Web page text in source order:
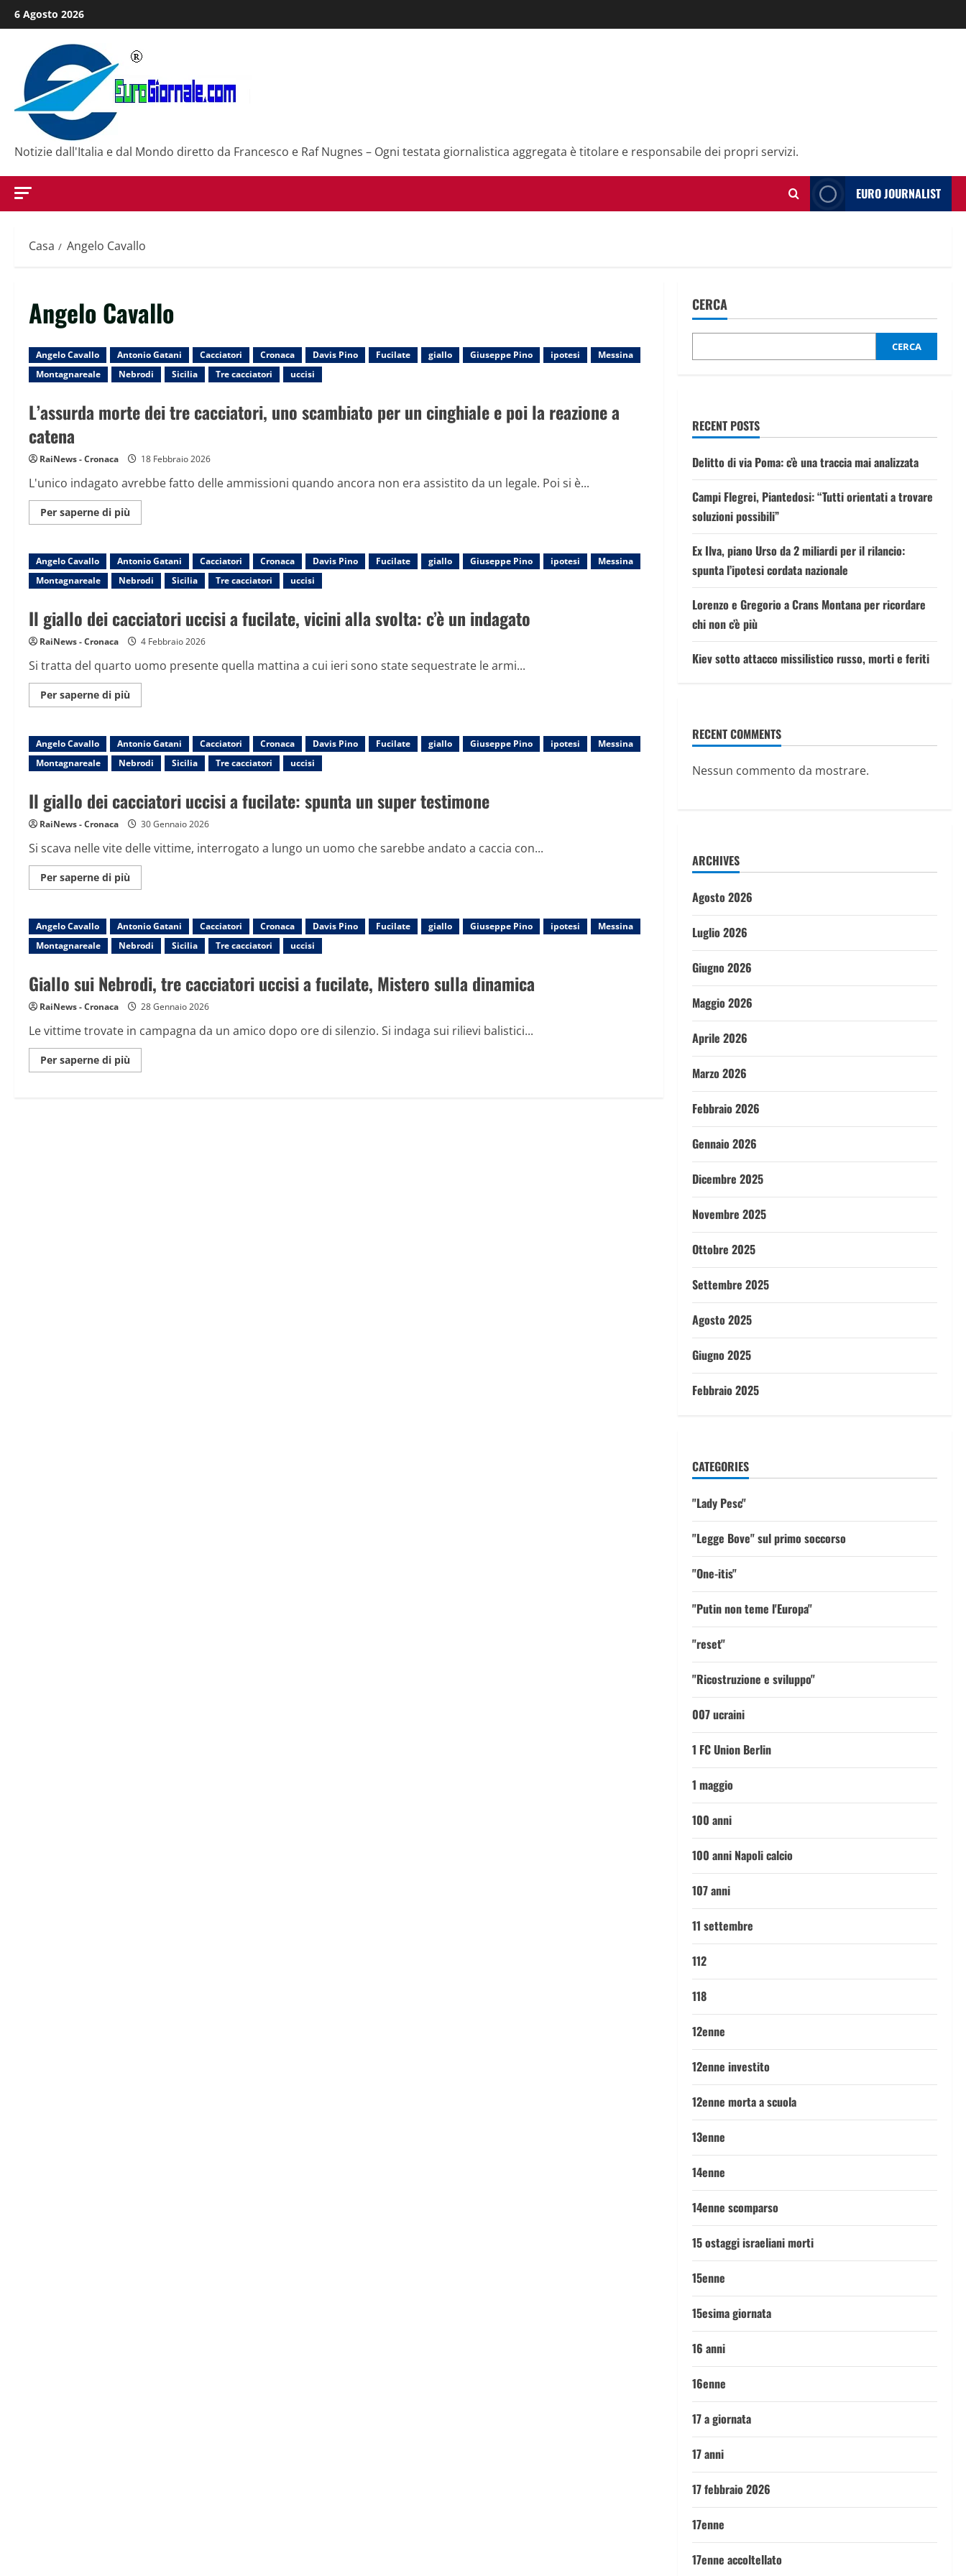
Salta
al
contenuto
6 Agosto 2026
Notizie dall'Italia e dal Mondo diretto da Francesco e Raf Nugnes – Ogni testata giornalistica aggregata è titolare e responsabile dei propri servizi.
EURO JOURNALIST
Casa Angelo Cavallo
Angelo Cavallo
Angelo Cavallo Antonio Gatani Cacciatori Cronaca Davis Pino Fucilate giallo Giuseppe Pino ipotesi
Messina
Montagnareale
Nebrodi Sicilia Tre cacciatori uccisi
L’assurda morte dei tre cacciatori, uno scambiato per un cinghiale e poi la reazione a
catena
RaiNews - Cronaca 18 Febbraio 2026
L'unico indagato avrebbe fatto delle ammissioni quando ancora non era assistito da un legale. Poi si è...
Per saperne di più
informazioni
morte
dei
tre
cacciatori,
uno
per
un
e
la
reazione
a
Angelo Cavallo Antonio Gatani Cacciatori Cronaca Davis Pino Fucilate giallo Giuseppe Pino ipotesi
Messina
Montagnareale
Nebrodi Sicilia Tre cacciatori uccisi
Il giallo dei cacciatori uccisi a fucilate, vicini alla svolta: c’è un indagato
RaiNews - Cronaca 4 Febbraio 2026
Si tratta del quarto uomo presente quella mattina a cui ieri sono state sequestrate le armi...
Per saperne di più
informazioni
giallo
dei
cacciatori
uccisi
a
vicini
alla
c’è
indagato
Angelo Cavallo Antonio Gatani Cacciatori Cronaca Davis Pino Fucilate giallo Giuseppe Pino ipotesi
Messina
Montagnareale
Nebrodi Sicilia Tre cacciatori uccisi
Il giallo dei cacciatori uccisi a fucilate: spunta un super testimone
RaiNews - Cronaca 30 Gennaio 2026
Si scava nelle vite delle vittime, interrogato a lungo un uomo che sarebbe andato a caccia con...
Per saperne di più
informazioni
giallo
dei
cacciatori
uccisi
a
spunta
un
super
testimone
Angelo Cavallo Antonio Gatani Cacciatori Cronaca Davis Pino Fucilate giallo Giuseppe Pino ipotesi
Messina
Montagnareale
Nebrodi Sicilia Tre cacciatori uccisi
Giallo sui Nebrodi, tre cacciatori uccisi a fucilate, Mistero sulla dinamica
RaiNews - Cronaca 28 Gennaio 2026
Le vittime trovate in campagna da un amico dopo ore di silenzio. Si indaga sui rilievi balistici...
Per saperne di più
informazioni
CERCA
CERCA
RECENT POSTS
Delitto di via Poma: c’è una traccia mai analizzata
Campi Flegrei, Piantedosi: “Tutti orientati a trovare
soluzioni possibili”
Ex Ilva, piano Urso da 2 miliardi per il rilancio:
spunta l’ipotesi cordata nazionale
Lorenzo e Gregorio a Crans Montana per ricordare
chi non c’è più
Kiev sotto attacco missilistico russo, morti e feriti
RECENT COMMENTS
Nessun commento da mostrare.
ARCHIVES
Agosto 2026
Luglio 2026
Giugno 2026
Maggio 2026
Aprile 2026
Marzo 2026
Febbraio 2026
Gennaio 2026
Dicembre 2025
Novembre 2025
Ottobre 2025
Settembre 2025
Agosto 2025
Giugno 2025
Febbraio 2025
CATEGORIES
"Lady Pesc"
"Legge Bove" sul primo soccorso
"One-itis"
"Putin non teme l'Europa"
"reset"
"Ricostruzione e sviluppo"
007 ucraini
1 FC Union Berlin
1 maggio
100 anni
100 anni Napoli calcio
107 anni
11 settembre
112
118
12enne
12enne investito
12enne morta a scuola
13enne
14enne
14enne scomparso
15 ostaggi israeliani morti
15enne
15esima giornata
16 anni
16enne
17 a giornata
17 anni
17 febbraio 2026
17enne
17enne accoltellato